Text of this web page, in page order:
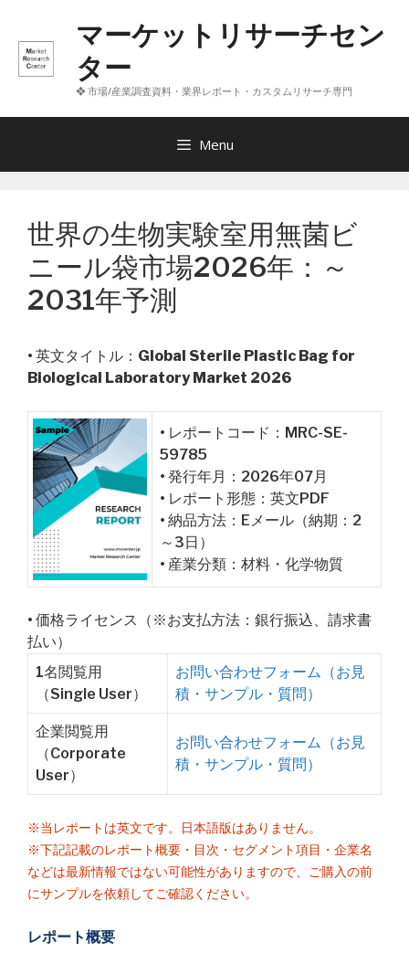
へ
マーケットリサーチセン
ター
❖ 市場/産業調査資料・業界レポート・カスタムリサーチ専門
Menu
世界の生物実験室用無菌ビ
ニール袋市場2026年：～
2031年予測
• 英文タイトル： Global Sterile Plastic Bag for
Biological Laboratory Market 2026
• レポートコード：MRC-SE-
59785
• 発行年月：2026年07月
• レポート形態：英文PDF
• 納品方法：Eメール（納期：2
～3日）
• 産業分類：材料・化学物質
• 価格ライセンス（※お支払方法：銀行振込、請求書
払い）
1名閲覧用
（Single User）
お問い合わせフォーム（お見
積・サンプル・質問）
企業閲覧用
（Corporate
User）
お問い合わせフォーム（お見
積・サンプル・質問）
※当レポートは英文です。日本語版はありません。
※下記記載のレポート概要・目次・セグメント項目・企業名
などは最新情報ではない可能性がありますので、ご購入の前
にサンプルを依頼してご確認ください。
レポート概要